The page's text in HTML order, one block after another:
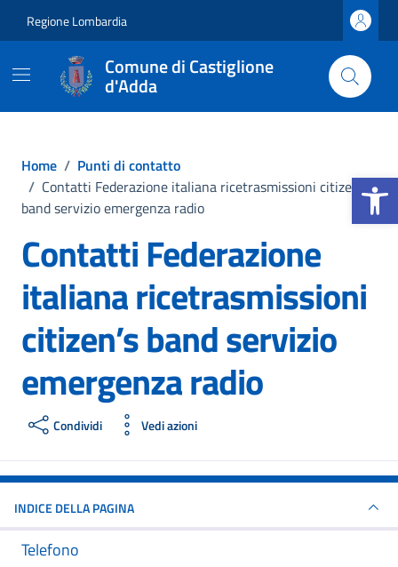
Apri la
Regione Lombardia
Comune di Castiglione
d'Adda
Home / Punti di contatto
/ Contatti Federazione italiana ricetrasmissioni citizen’s
band servizio emergenza radio
Contatti Federazione
italiana ricetrasmissioni
citizen’s band servizio
emergenza radio
Condividi Vedi azioni
INDICE DELLA PAGINA
Telefono